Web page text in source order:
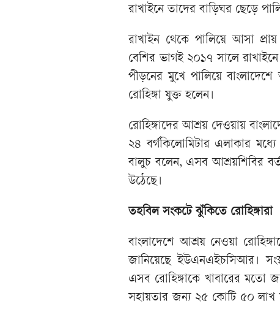
রাখাইনে তাদের বাড়িঘর ছেড়ে
রাখাইন থেকে পালিয়ে আসা
বেশির ভাগই ২০১৭ সালে
পীড়নের মুখে পালিয়ে
রোহিঙ্গা যুক্ত হলেন।
রোহিঙ্গাদের আশ্রয় দেওয়ায়
২৪ বর্গকিলোমিটার এলাকার
বালুচ বলেন, এসব আশ্রয়শিবির
উঠেছে।
তহবিল সংকটে ঝুঁকিতে রোহিঙ্গারা
বাংলাদেশে আশ্রয় নেওয়া
জানিয়েছে ইউএনএইচসিআর।
এসব রোহিঙ্গাকে খাবারের মতো
সহায়তার জন্য ২৫ কোটি ৫০ লাখ